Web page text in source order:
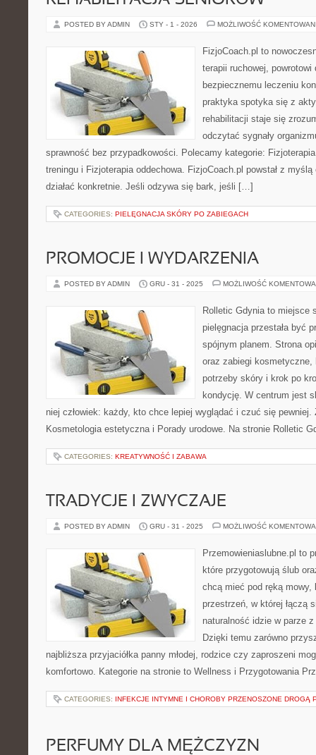
POSTED BY ADMIN STY - 1 - 2026 MOŻLIWOŚĆ
FizjoCoach.pl to
terapii ruchowej, powrotowi
bezpiecznemu leczeniu
praktyka spotyka się z
rehabilitacji staje się
odczytać sygnały
sprawność bez przypadkowości. Polecamy kategorie:
treningu i Fizjoterapia oddechowa. FizjoCoach.pl powstał z
działać konkretnie. Jeśli odzywa się bark, jeśli […]
CATEGORIES: PIELĘGNACJA SKÓRY PO ZABIEGACH
PROMOCJE I WYDARZENIA
POSTED BY ADMIN GRU - 31 - 2025 MOŻLIWOŚĆ
Rolletic Gdynia to miejsce
pielęgnacja przestała być
spójnym planem. Strona
oraz zabiegi kosmetyczne,
potrzeby skóry i krok po
kondycję. W centrum jest
niej człowiek: każdy, kto chce lepiej wyglądać i czuć się pewniej.
Kosmetologia estetyczna i Porady urodowe. Na stronie Rolletic
CATEGORIES: KREATYWNOŚĆ I ZABAWA
TRADYCJE I ZWYCZAJE
POSTED BY ADMIN GRU - 31 - 2025 MOŻLIWOŚĆ
Przemowieniaslubne.pl to
które przygotowują ślub
chcą mieć pod ręką mowy,
przestrzeń, w której łączą
naturalność idzie w parze
Dzięki temu zarówno
najbliższa przyjaciółka panny młodej, rodzice czy zaproszeni
komfortowo. Kategorie na stronie to Wellness i Przygotowania
CATEGORIES: INFEKCJE INTYMNE I CHOROBY PRZENOSZONE DROGĄ
PERFUMY DLA MĘŻCZYZN